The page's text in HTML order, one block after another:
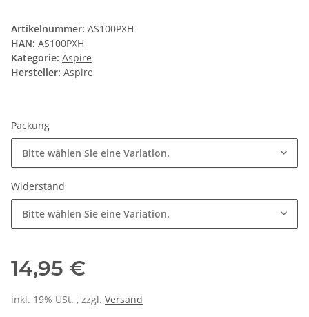
Artikelnummer: AS100PXH
HAN: AS100PXH
Kategorie: Aspire
Hersteller: Aspire
Packung
Bitte wählen Sie eine Variation.
Widerstand
Bitte wählen Sie eine Variation.
14,95 €
inkl. 19% USt. , zzgl. Versand